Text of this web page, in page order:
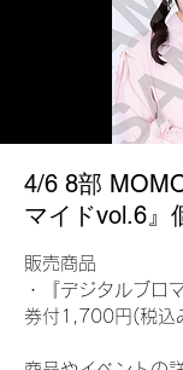
4/6 8部
マイドvol.6』
販売商品
・『デジタルブロ
券付1,700円(税込